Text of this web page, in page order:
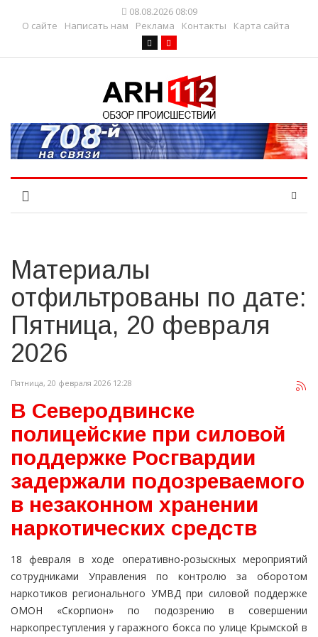
08.08.2026 08:09
О сайте
Написать нам Реклама Контакты Карта сайта
Материалы
отфильтрованы по дате:
Пятница, 20 февраля
2026
Пятница, 20 февраля 2026 12:28
В Северодвинске
полицейские при силовой
поддержке Росгвардии
задержали подозреваемого
в незаконном хранении
наркотических средств
18 февраля в ходе оперативно-розыскных мероприятий
сотрудниками Управления по контролю за оборотом
наркотиков регионального УМВД при силовой поддержке
ОМОН «Скорпион» по подозрению в совершении
наркопреступления у гаражного бокса по улице Крымской в